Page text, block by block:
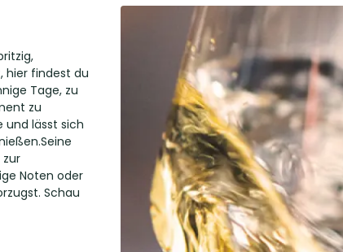
hier findest du
Tage, zu
zu
und lässt sich
Noten oder
Schau